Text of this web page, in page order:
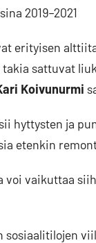
2019–2021
erityisen
takia sattuvat
Koivunurmi
hyttysten ja
etenkin
voi vaikuttaa
sosiaalitilojen